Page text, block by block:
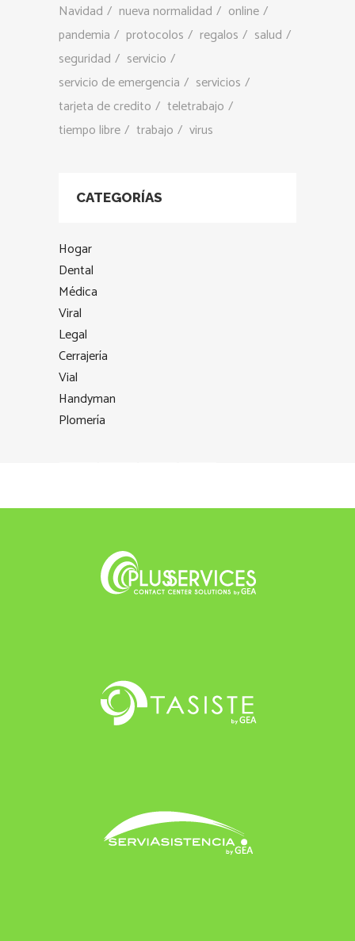
Navidad
nueva normalidad
online
pandemia
protocolos regalos
salud
seguridad
servicio
servicio de emergencia
servicios
tarjeta de credito
teletrabajo
tiempo libre
trabajo virus
CATEGORÍAS
Hogar
Dental
Médica
Viral
Legal
Cerrajería
Vial
Handyman
Plomería